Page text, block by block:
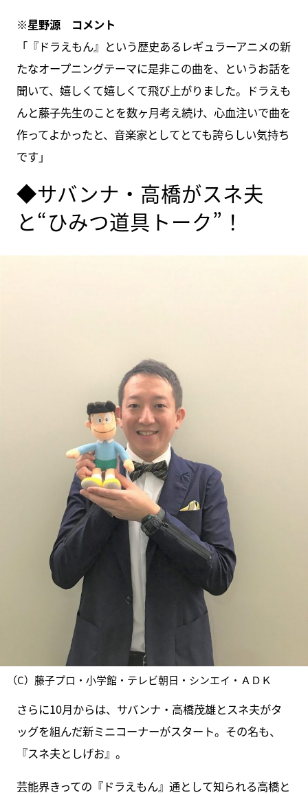
※星野源 コメント
「『ドラえもん』という歴史あるレギュラーアニメの新
たなオープニングテーマに是非この曲を、というお話を
聞いて、嬉しくて嬉しくて飛び上がりました。ドラえも
んと藤子先生のことを数ヶ月考え続け、心血注いで曲を
作ってよかったと、音楽家としてとても誇らしい気持ち
です」
◆サバンナ・高橋がスネ夫
と“ひみつ道具トーク”！
（C）藤子プロ・小学館・テレビ朝日・シンエイ・ＡＤＫ
さらに10月からは、サバンナ・高橋茂雄とスネ夫がタ
ッグを組んだ新ミニコーナーがスタート。その名も、
『スネ夫としげお』。
芸能界きっての『ドラえもん』通として知られる高橋と